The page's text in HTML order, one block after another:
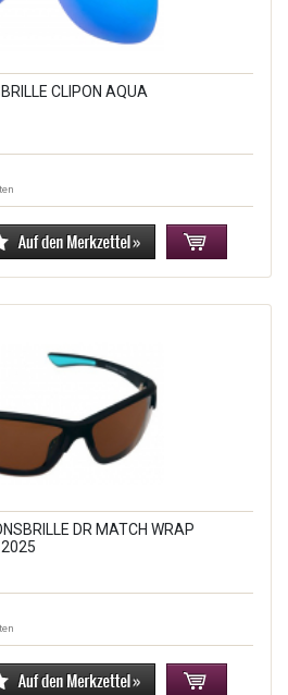
CLIPON AQUA
DR MATCH WRAP
2025